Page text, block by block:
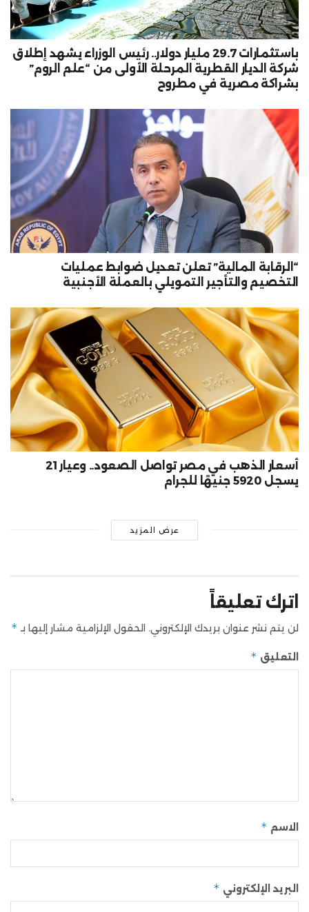
باستثمارات 29.7 مليار دولار.. رئيس الوزراء يشهد إطلاق
شركة الديار القطرية المرحلة الأولى من “علم الروم”
بشراكة مصرية في مطروح
“الرقابة المالية” تعلن تعديل ضوابط عمليات
التخصيم والتأجير التمويلي بالعملة الأجنبية
أسعار الذهب في مصر تواصل الصعود.. وعيار 21
يسجل 5920 جنيهًا للجرام
عرض المزيد
اترك تعليقاً
لن يتم نشر عنوان بريدك الإلكتروني. الحقول الإلزامية مشار إليها بـ *
التعليق *
الاسم *
البريد الإلكتروني *